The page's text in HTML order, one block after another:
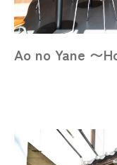
Ao no Yane 〜